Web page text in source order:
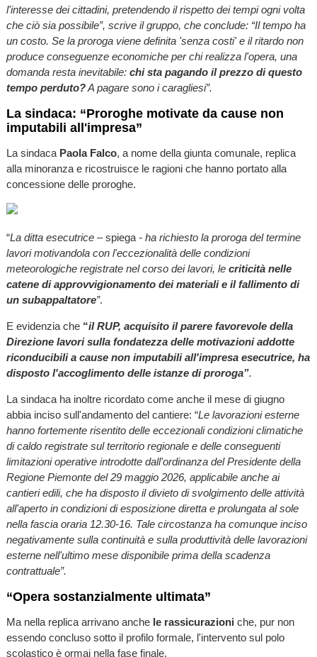
l'interesse dei cittadini, pretendendo il rispetto dei tempi ogni volta
che ciò sia possibile”, scrive il gruppo, che conclude: “Il tempo ha
un costo. Se la proroga viene definita 'senza costi' e il ritardo non
produce conseguenze economiche per chi realizza l'opera, una
domanda resta inevitabile: chi sta pagando il prezzo di questo
tempo perduto?A pagare sono i caragliesi”.
La sindaca: “Proroghe motivate da cause non
imputabili all'impresa”
La sindaca Paola Falco, a nome della giunta comunale, replica
alla minoranza e ricostruisce le ragioni che hanno portato alla
concessione delle proroghe.
“La ditta esecutrice –spiega - ha richiesto la proroga del termine
lavori motivandola con l'eccezionalità delle condizioni
meteorologiche registrate nel corso dei lavori, le criticità nelle
catene di approvvigionamento dei materiali e il fallimento di
un subappaltatore”.
E evidenzia che “il RUP, acquisito il parere favorevole della
Direzione lavori sulla fondatezza delle motivazioni addotte
riconducibili a cause non imputabili all'impresa esecutrice, ha
disposto l'accoglimento delle istanze di proroga”.
La sindaca ha inoltre ricordato come anche il mese di giugno
abbia inciso sull'andamento del cantiere: “Le lavorazioni esterne
hanno fortemente risentito delle eccezionali condizioni climatiche
di caldo registrate sul territorio regionale e delle conseguenti
limitazioni operative introdotte dall'ordinanza del Presidente della
Regione Piemonte del 29 maggio 2026, applicabile anche ai
cantieri edili, che ha disposto il divieto di svolgimento delle attività
all'aperto in condizioni di esposizione diretta e prolungata al sole
nella fascia oraria 12.30-16. Tale circostanza ha comunque inciso
negativamente sulla continuità e sulla produttività delle lavorazioni
esterne nell'ultimo mese disponibile prima della scadenza
contrattuale”.
“Opera sostanzialmente ultimata”
Ma nella replica arrivano anche le rassicurazioni che, pur non
essendo concluso sotto il profilo formale, l'intervento sul polo
scolastico è ormai nella fase finale.